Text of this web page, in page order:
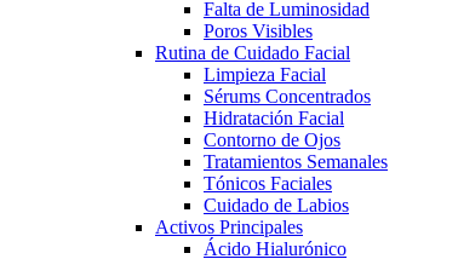
Falta de Luminosidad
Poros Visibles
Rutina de Cuidado Facial
Limpieza Facial
Sérums Concentrados
Hidratación Facial
Contorno de Ojos
Tratamientos Semanales
Tónicos Faciales
Cuidado de Labios
Activos Principales
Ácido Hialurónico